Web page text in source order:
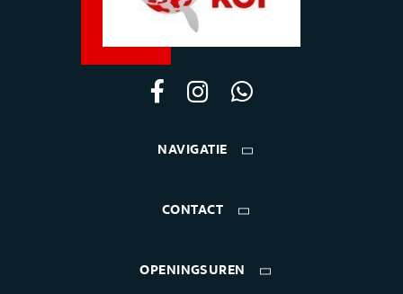
NAVIGATIE
CONTACT
OPENINGSUREN